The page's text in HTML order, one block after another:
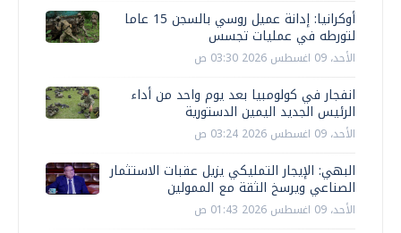
أوكرانيا: إدانة عميل روسي بالسجن 15 عاما
لتورطه في عمليات تجسس
الأحد، 09 اغسطس 2026 03:30 ص
انفجار في كولومبيا بعد يوم واحد من أداء
الرئيس الجديد اليمين الدستورية
الأحد، 09 اغسطس 2026 03:24 ص
البهي: الإيجار التمليكي يزيل عقبات الاستثمار
الصناعي ويرسخ الثقة مع الممولين
الأحد، 09 اغسطس 2026 01:43 ص